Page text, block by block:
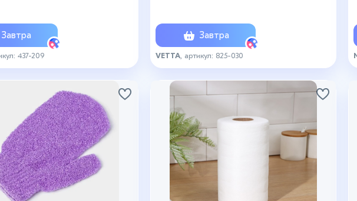
Завтра
437-209
Завтра
VETTA , артикул: 825-030